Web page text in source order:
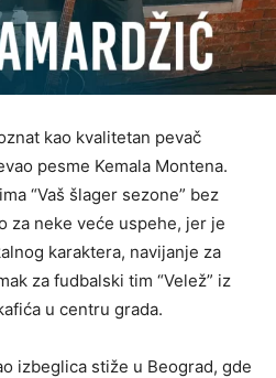
kao kvalitetan pevač
pesme Kemala Montena.
“Vaš šlager sezone” bez
za neke veće uspehe, jer je
karaktera, navijanje za
za fudbalski tim “Velež” iz
u centru grada.
izbeglica stiže u Beograd, gde